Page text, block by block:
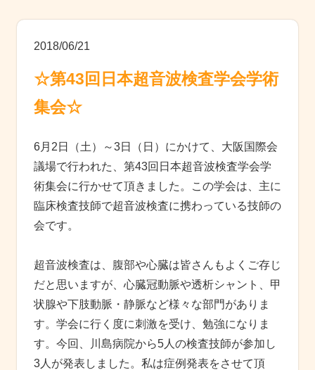
2018/06/21
☆第43回日本超音波検査学会学術
集会☆
6月2日（土）～3日（日）にかけて、大阪国際会
議場で行われた、第43回日本超音波検査学会学
術集会に行かせて頂きました。この学会は、主に
臨床検査技師で超音波検査に携わっている技師の
会です。
超音波検査は、腹部や心臓は皆さんもよくご存じ
だと思いますが、心臓冠動脈や透析シャント、甲
状腺や下肢動脈・静脈など様々な部門がありま
す。学会に行く度に刺激を受け、勉強になりま
す。今回、川島病院から5人の検査技師が参加し
3人が発表しました。私は症例発表をさせて頂